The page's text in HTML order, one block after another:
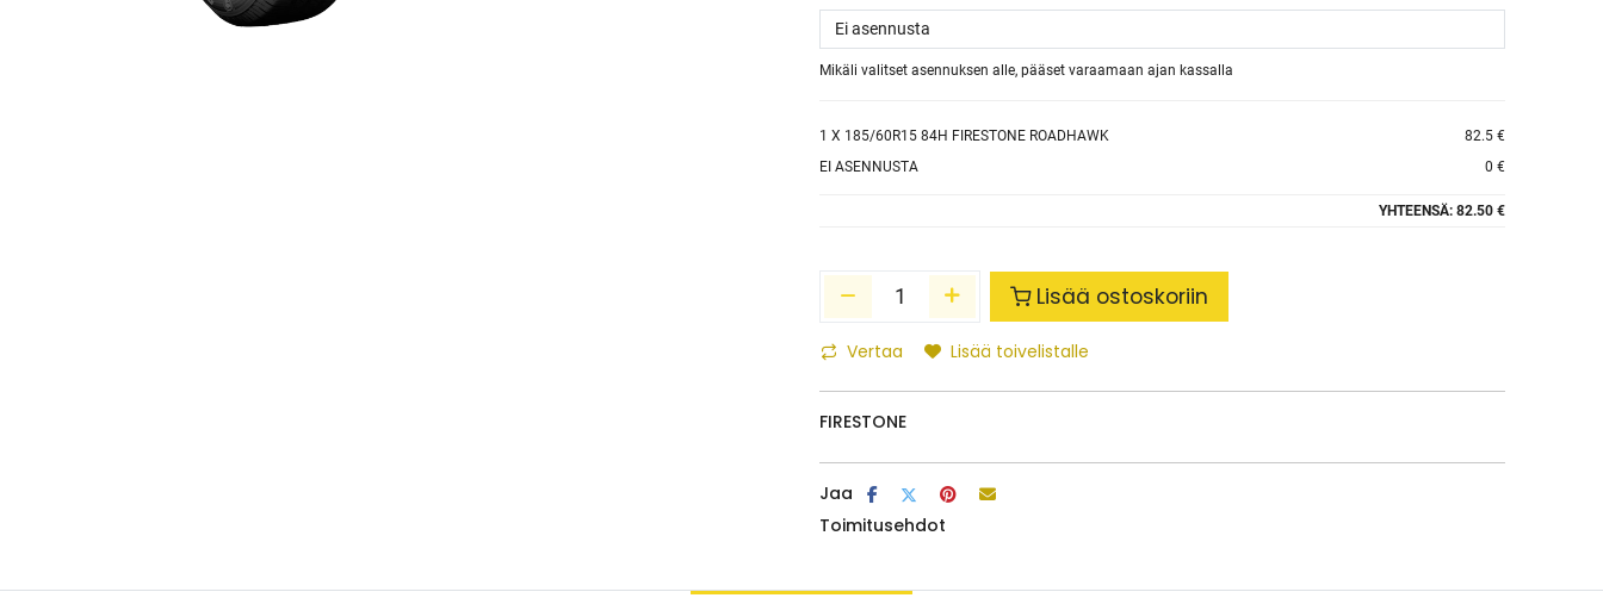
Mikäli valitset asennuksen alle, pääset varaamaan ajan kassalla
1 X 185/60R15 84H FIRESTONE ROADHAWK
82.5 €
EI ASENNUSTA
0 €
YHTEENSÄ: 82.50 €
Lisää ostoskoriin
Vertaa Lisää toivelistalle
FIRESTONE
Jaa
Toimitusehdot